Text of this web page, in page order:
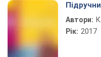
Автори:
Рік: 2017